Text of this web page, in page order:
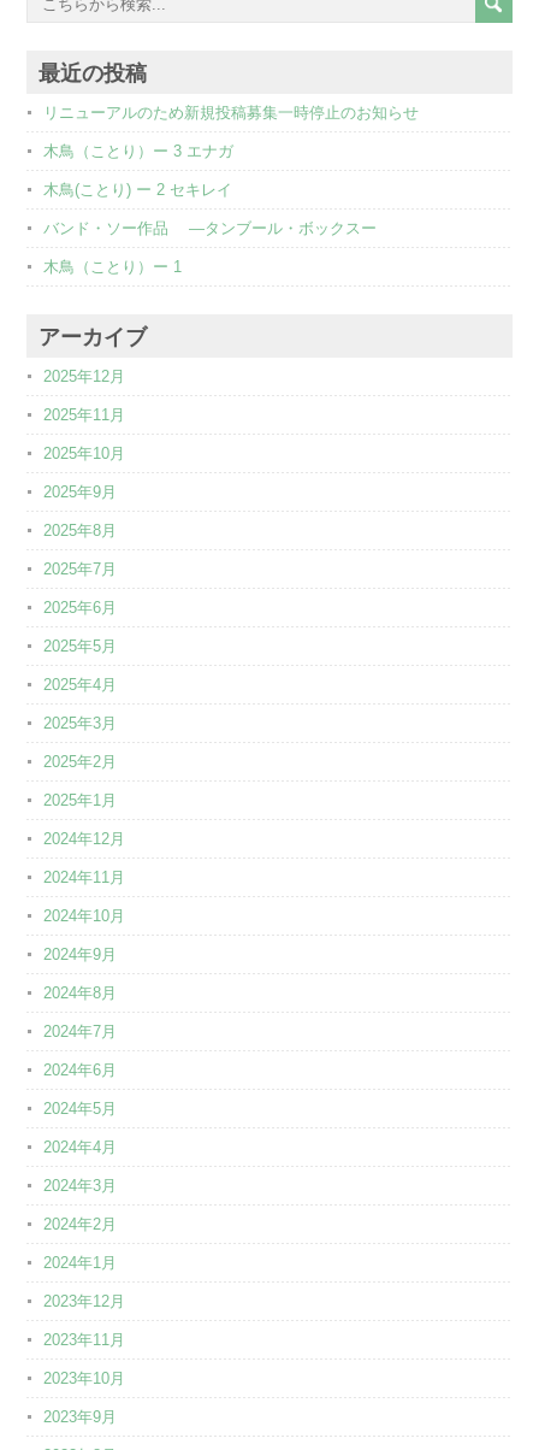
最近の投稿
リニューアルのため新規投稿募集一時停止のお知らせ
木鳥（ことり）ー 3 エナガ
木鳥(ことり) ー 2 セキレイ
バンド・ソー作品 ―タンブール・ボックスー
木鳥（ことり）ー 1
アーカイブ
2025年12月
2025年11月
2025年10月
2025年9月
2025年8月
2025年7月
2025年6月
2025年5月
2025年4月
2025年3月
2025年2月
2025年1月
2024年12月
2024年11月
2024年10月
2024年9月
2024年8月
2024年7月
2024年6月
2024年5月
2024年4月
2024年3月
2024年2月
2024年1月
2023年12月
2023年11月
2023年10月
2023年9月